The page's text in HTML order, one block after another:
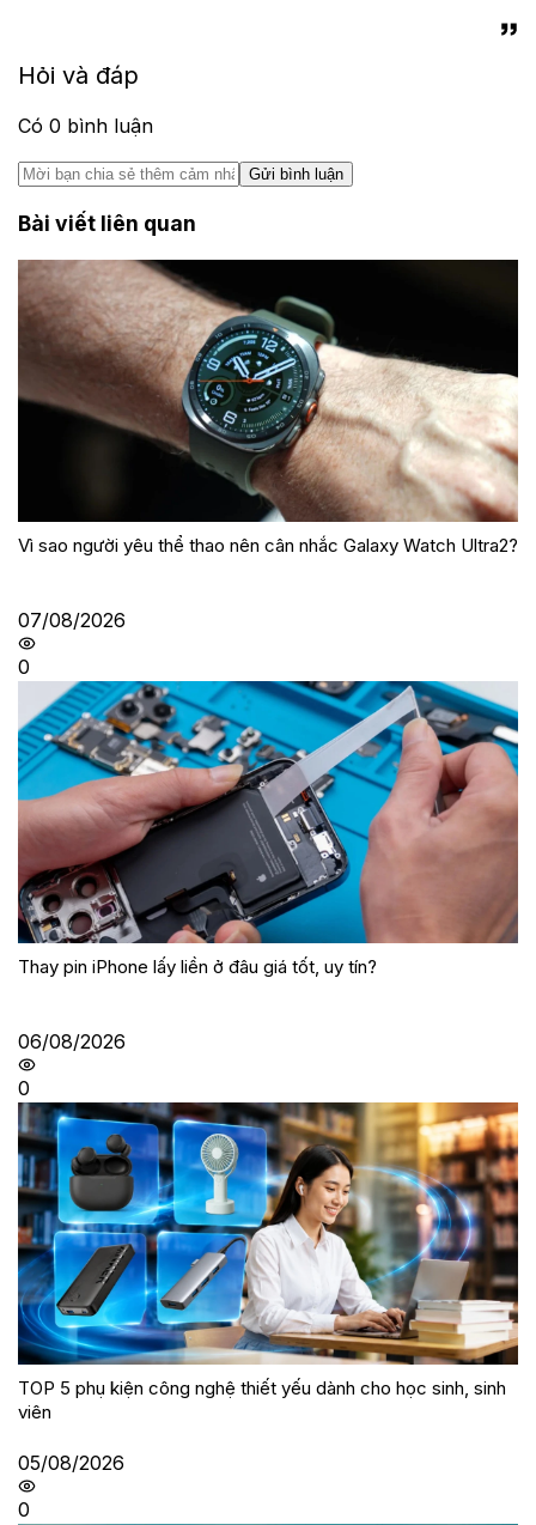
Hỏi và đáp
Có 0 bình luận
Gửi bình luận
Bài viết liên quan
Vì sao người yêu thể thao nên cân nhắc Galaxy Watch Ultra2?
07/08/2026
0
Thay pin iPhone lấy liền ở đâu giá tốt, uy tín?
06/08/2026
0
TOP 5 phụ kiện công nghệ thiết yếu dành cho học sinh, sinh
viên
05/08/2026
0